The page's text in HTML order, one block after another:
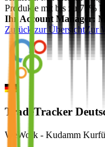
Produkte mit bis zu 75%
Ihr Account Manager:
Zurück zur ÜbersichtZur
TradeTracker
WeWork - Kudamm